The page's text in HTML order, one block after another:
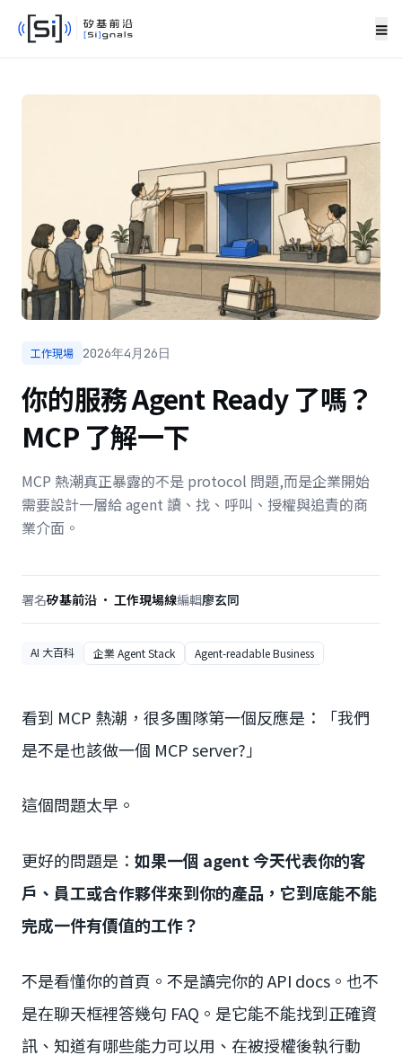
≡
工作現場 2026年4月26日
你的服務 Agent Ready 了嗎？
MCP 了解一下
MCP 熱潮真正暴露的不是 protocol 問題,而是企業開始
需要設計一層給 agent 讀、找、呼叫、授權與追責的商
業介面。
署名矽基前沿 · 工作現場線編輯廖玄同
AI 大百科 企業 Agent Stack Agent-readable Business
看到 MCP 熱潮，很多團隊第一個反應是：「我們
是不是也該做一個 MCP server?」
這個問題太早。
更好的問題是： 如果一個 agent 今天代表你的客
戶、員工或合作夥伴來到你的產品，它到底能不能
完成一件有價值的工作？
不是看懂你的首頁。不是讀完你的 API docs。也不
是在聊天框裡答幾句 FAQ。是它能不能找到正確資
訊、知道有哪些能力可以用、在被授權後執行動